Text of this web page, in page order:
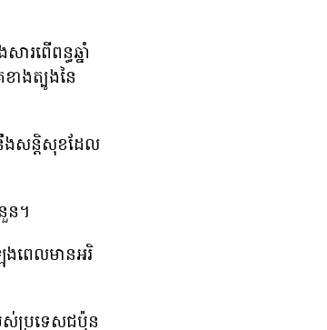
រពើពន្ធឆ្នាំ
ាងត្បូងនៃ
នឹង​សន្តិសុខ​ដែល​
ន។
ងពេលមានអរិ
បស់ប្រទេសជប៉ុន